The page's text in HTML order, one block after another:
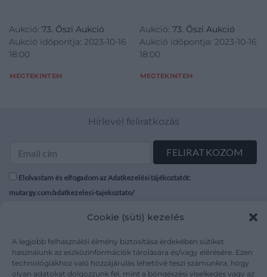
Cookie (süti) kezelés
A legjobb felhasználói élmény biztosítása érdekében sütiket
használunk az eszközinformációk tárolására és/vagy elérésére. Ezen
technológiákhoz való hozzájárulás lehetővé teszi számunkra, hogy
olyan adatokat dolgozzunk fel, mint a böngészési viselkedés vagy az
Aukció: 73. Őszi Aukció
Aukció időpontja: 2023-10-16
18:00
MEGTEKINTEM
Aukció: 73. Őszi Aukció
Aukció időpontja: 2023-10-16
18:00
MEGTEKINTEM
Hírlevél feliratkozás
Elolvastam és elfogadom az Adatkezelési tájékoztatót:
mutargy.com/adatkezelesi-tajekoztato/
Médiaajánlat
Karrier
Kapcsolat
Áraink
ÁSZF
Adatvédelem
Impresszum